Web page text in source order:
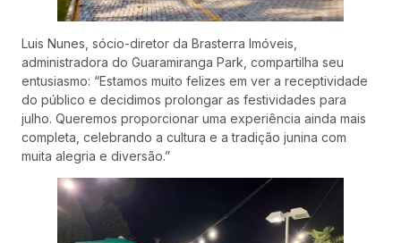
Luis Nunes, sócio-diretor da Brasterra Imóveis,
administradora do Guaramiranga Park, compartilha seu
entusiasmo: “Estamos muito felizes em ver a receptividade
do público e decidimos prolongar as festividades para
julho. Queremos proporcionar uma experiência ainda mais
completa, celebrando a cultura e a tradição junina com
muita alegria e diversão.”